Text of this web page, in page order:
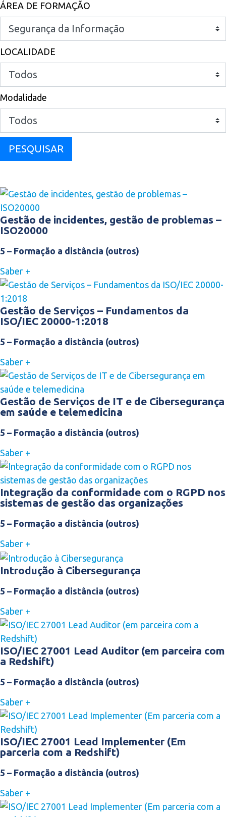
ÁREA DE FORMAÇÃO
LOCALIDADE
Modalidade
PESQUISAR
Gestão de incidentes, gestão de problemas –
ISO20000
5 – Formação a distância (outros)
Saber +
Gestão de Serviços – Fundamentos da
ISO/IEC 20000-1:2018
5 – Formação a distância (outros)
Saber +
Gestão de Serviços de IT e de Cibersegurança
em saúde e telemedicina
5 – Formação a distância (outros)
Saber +
Integração da conformidade com o RGPD nos
sistemas de gestão das organizações
5 – Formação a distância (outros)
Saber +
Introdução à Cibersegurança
5 – Formação a distância (outros)
Saber +
ISO/IEC 27001 Lead Auditor (em parceira com
a Redshift)
5 – Formação a distância (outros)
Saber +
ISO/IEC 27001 Lead Implementer (Em
parceria com a Redshift)
5 – Formação a distância (outros)
Saber +